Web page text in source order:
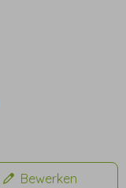
Bewerken